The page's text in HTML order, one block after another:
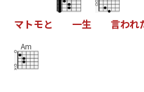
マ トモと 一生 言われ
Am